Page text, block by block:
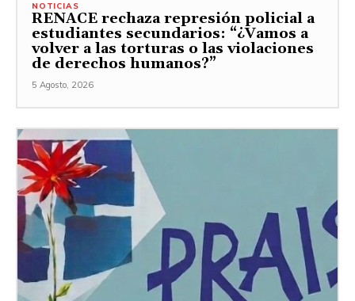
NOTICIAS
RENACE rechaza represión policial a
estudiantes secundarios: “¿Vamos a
volver a las torturas o las violaciones
de derechos humanos?”
5 Agosto, 2026